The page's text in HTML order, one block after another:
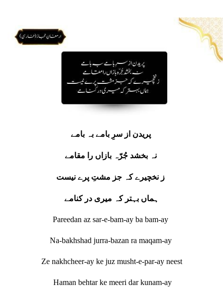
پریدن از سرِ بامے بہ بامے
نہ بخشد جُرّہ بازاں را مقامے
ہماں بہتر کہ میری در کنامے
Pareedan az sar-e-bam-ay ba bam-ay
Na-bakhshad jurra-bazan ra maqam-ay
Ze nakhcheer-ay ke juz musht-e-par-ay neest
Haman behtar ke meeri dar kunam-ay